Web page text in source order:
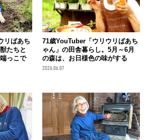
リばあち
たちと
っこで
71歳YouTuber「ウリウリばあち
ゃん」の田舎暮らし。5月～6月
の森は、お日様色の味がする
2026.06.07